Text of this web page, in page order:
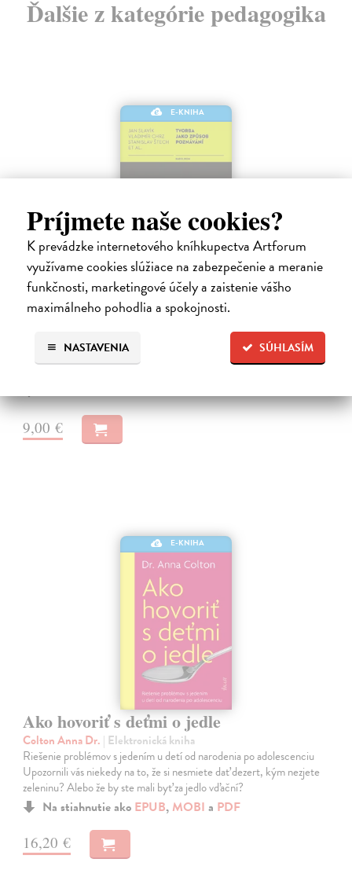
Príjmete naše cookies?
K prevádzke internetového kníhkupectva Artforum
využívame cookies slúžiace na zabezpečenie a meranie
funkčnosti, marketingové účely a zaistenie vášho
maximálneho pohodlia a spokojnosti.
SÚHLASÍM
NASTAVENIA
Ďalšie z kategórie pedagogika
E-KNIHA
Tvorba jako způsob poznávání
Chrz Vladimír, Slavik Jan, Štech Stanislav| Elektronická kniha
lidské přirozenosti, patřila k velkým tématům modernistické
psychologie i pedagogiky a zájem o ni setrvává i v dnešním školském
Na stiahnutie akoPDF
9,00 €
E-KNIHA
Ako hovoriť s deťmi o jedle
Colton Anna Dr. | Elektronická kniha
Riešenie problémov s jedením u detí od narodenia po adolescenciu
Upozornili vás niekedy na to, že si nesmiete dať dezert, kým nezjete
zeleninu? Alebo že by ste mali byť za jedlo vďační?
Na stiahnutie ako EPUB, MOBI a PDF
16,20 €